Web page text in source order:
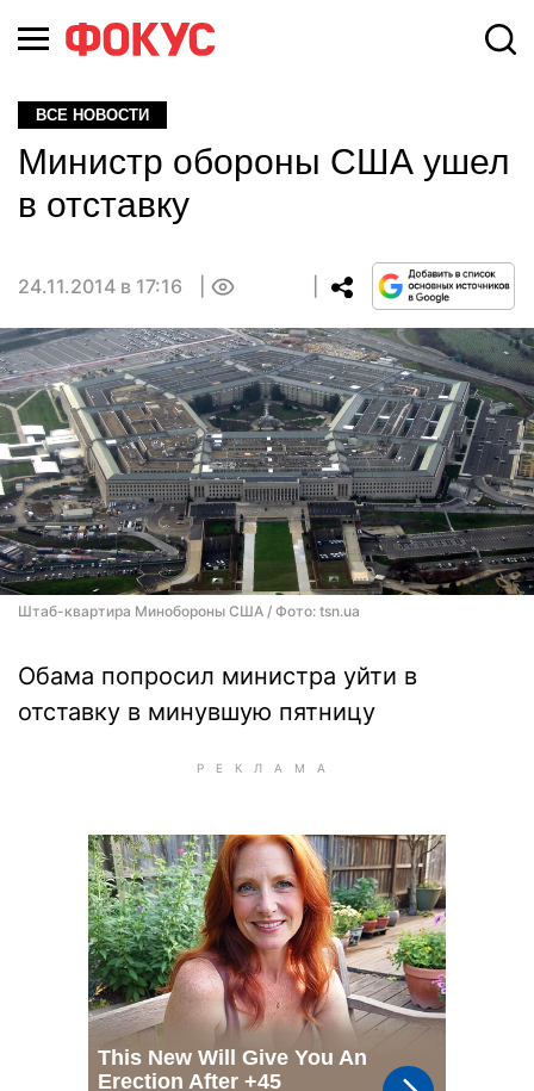
ВСЕ НОВОСТИ
Министр обороны США ушел
в отставку
24.11.2014 в 17:16
Штаб-квартира Минобороны США / Фото: tsn.ua
Обама попросил министра уйти в
отставку в минувшую пятницу